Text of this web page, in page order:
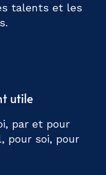
talents et les
utile
par et pour
pour soi, pour